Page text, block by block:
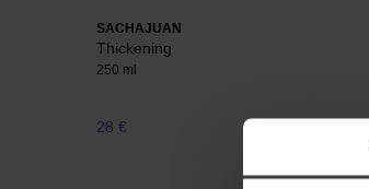
SACHAJUAN
Thickening
250 ml
28 €